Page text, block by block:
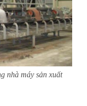
nhà máy sản xuất